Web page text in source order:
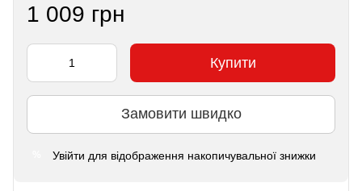
1 009 грн
Купити
Замовити швидко
Увійти для відображення накопичувальної знижки